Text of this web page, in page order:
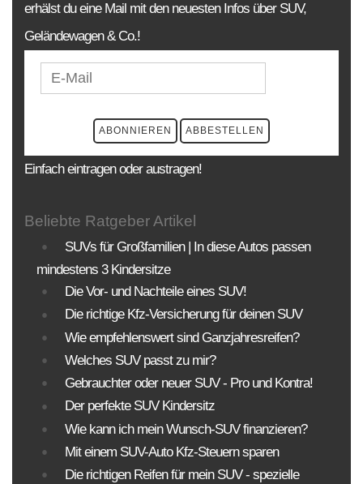
erhälst du eine Mail mit den neuesten Infos über SUV,
Geländewagen & Co.!
Einfach eintragen oder austragen!
Beliebte Ratgeber Artikel
SUVs für Großfamilien | In diese Autos passen
mindestens 3 Kindersitze
Die Vor- und Nachteile eines SUV!
Die richtige Kfz-Versicherung für deinen SUV
Wie empfehlenswert sind Ganzjahresreifen?
Welches SUV passt zu mir?
Gebrauchter oder neuer SUV - Pro und Kontra!
Der perfekte SUV Kindersitz
Wie kann ich mein Wunsch-SUV finanzieren?
Mit einem SUV-Auto Kfz-Steuern sparen
Die richtigen Reifen für mein SUV - spezielle